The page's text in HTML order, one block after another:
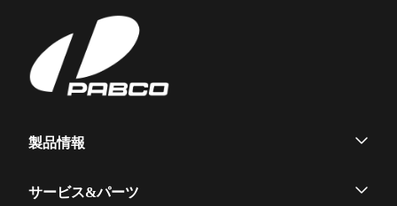
製品情報
ウイングボデー
サービス&パーツ